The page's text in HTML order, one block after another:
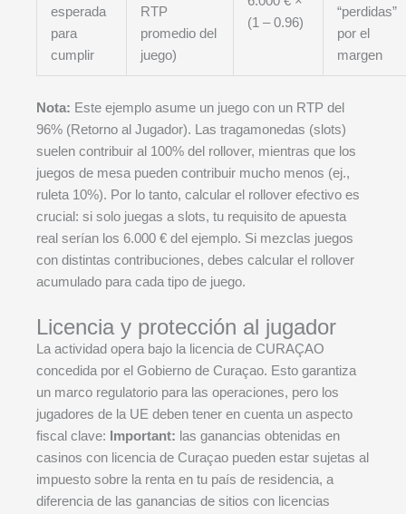
esperada
para
cumplir
RTP
promedio del
juego)
(1 – 0.96)
“perdidas”
por el
margen
Nota: Este ejemplo asume un juego con un RTP del
96% (Retorno al Jugador). Las tragamonedas (slots)
suelen contribuir al 100% del rollover, mientras que los
juegos de mesa pueden contribuir mucho menos (ej.,
ruleta 10%). Por lo tanto, calcular el rollover efectivo es
crucial: si solo juegas a slots, tu requisito de apuesta
real serían los 6.000 € del ejemplo. Si mezclas juegos
con distintas contribuciones, debes calcular el rollover
acumulado para cada tipo de juego.
Licencia y protección al jugador
La actividad opera bajo la licencia de CURAÇAO
concedida por el Gobierno de Curaçao. Esto garantiza
un marco regulatorio para las operaciones, pero los
jugadores de la UE deben tener en cuenta un aspecto
fiscal clave: Important: las ganancias obtenidas en
casinos con licencia de Curaçao pueden estar sujetas al
impuesto sobre la renta en tu país de residencia, a
diferencia de las ganancias de sitios con licencias